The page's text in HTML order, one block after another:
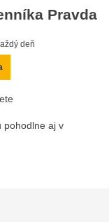
Pravda
deň
pohodlne aj v